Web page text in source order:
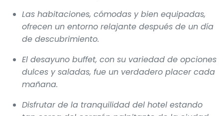
Las habitaciones, cómodas y bien equipadas,
ofrecen un entorno relajante después de un día
de descubrimiento.
El desayuno buffet, con su variedad de opciones
dulces y saladas, fue un verdadero placer cada
mañana.
Disfrutar de la tranquilidad del hotel estando